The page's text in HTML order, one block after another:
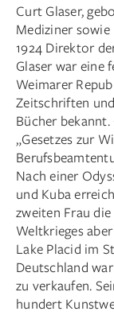
Curt Glaser,
Mediziner
1924 Direktor
Glaser war eine
Weimarer
Zeitschriften
Bücher bekannt.
„Gesetzes zur
Nach einer
und Kuba
zweiten Frau die
Weltkrieges
Lake Placid im
Deutschland
zu verkaufen.
hundert